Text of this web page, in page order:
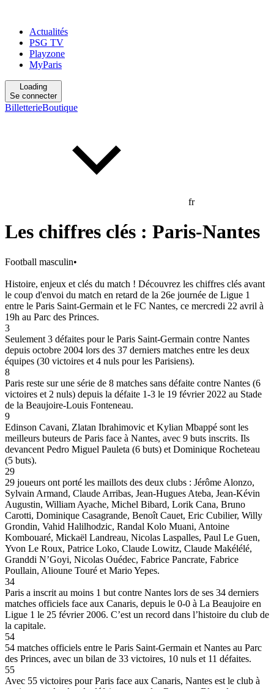
Actualités
PSG TV
Playzone
MyParis
Loading
Se connecter
BilletterieBoutique
fr
Les chiffres clés : Paris-Nantes
Football masculin•
Histoire, enjeux et clés du match ! Découvrez les chiffres clés avant
le coup d'envoi du match en retard de la 26e journée de Ligue 1
entre le Paris Saint-Germain et le FC Nantes, ce mercredi 22 avril à
19h au Parc des Princes.
3
Seulement 3 défaites pour le Paris Saint-Germain contre Nantes
depuis octobre 2004 lors des 37 derniers matches entre les deux
équipes (30 victoires et 4 nuls pour les Parisiens).
8
Paris reste sur une série de 8 matches sans défaite contre Nantes (6
victoires et 2 nuls) depuis la défaite 1-3 le 19 février 2022 au Stade
de la Beaujoire-Louis Fonteneau.
9
Edinson Cavani, Zlatan Ibrahimovic et Kylian Mbappé sont les
meilleurs buteurs de Paris face à Nantes, avec 9 buts inscrits. Ils
devancent Pedro Miguel Pauleta (6 buts) et Dominique Rocheteau
(5 buts).
29
29 joueurs ont porté les maillots des deux clubs : Jérôme Alonzo,
Sylvain Armand, Claude Arribas, Jean-Hugues Ateba, Jean-Kévin
Augustin, William Ayache, Michel Bibard, Lorik Cana, Bruno
Carotti, Dominique Casagrande, Benoît Cauet, Eric Cubilier, Willy
Grondin, Vahid Halilhodzic, Randal Kolo Muani, Antoine
Kombouaré, Mickaël Landreau, Nicolas Laspalles, Paul Le Guen,
Yvon Le Roux, Patrice Loko, Claude Lowitz, Claude Makélélé,
Granddi N’Goyi, Nicolas Ouédec, Fabrice Pancrate, Fabrice
Poullain, Alioune Touré et Mario Yepes.
34
Paris a inscrit au moins 1 but contre Nantes lors de ses 34 derniers
matches officiels face aux Canaris, depuis le 0-0 à La Beaujoire en
Ligue 1 le 25 février 2006. C’est un record dans l’histoire du club de
la capitale.
54
54 matches officiels entre le Paris Saint-Germain et Nantes au Parc
des Princes, avec un bilan de 33 victoires, 10 nuls et 11 défaites.
55
Avec 55 victoires pour Paris face aux Canaris, Nantes est le club à